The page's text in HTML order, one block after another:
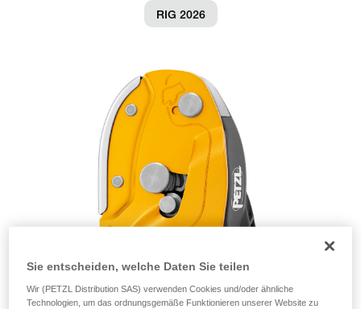
Die Beherrschung dieser Techniken setzt eine
entsprechende Ausbildung und ein spezielles
Vorgang alleine sicher zu wiederholen, bevor
Sie ihn eigenständig durchführen.
Wir geben Beispiele für die mit Ihrer Aktivität
verbundenen Techniken. Möglicherweise gibt es
noch andere Techniken, die hier nicht
beschrieben werden.
RIG 2026
Sie entscheiden, welche Daten Sie teilen
Wir (PETZL Distribution SAS) verwenden Cookies und/oder ähnliche
Technologien, um das ordnungsgemäße Funktionieren unserer Website zu